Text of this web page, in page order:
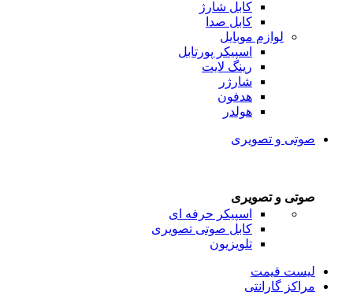
کابل شارژ
کابل صدا
لوازم موبایل
اسپیکر پورتابل
رینگ لایت
شارژر
هدفون
هولدر
صوتی و تصویری
صوتی و تصویری
اسپیکر حرفه ای
کابل صوتی تصویری
تلویزیون
لیست قیمت
مراکز گارانتی